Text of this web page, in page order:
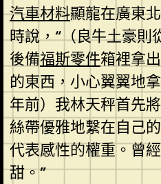
汽車材料顯龍在廣東
時說，“（良牛土豪則
後備福斯零件箱裡拿
的東西，小心翼翼地
年前）我林天秤首先
絲帶優雅地繫在自己
代表感性的權重。曾
甜。”